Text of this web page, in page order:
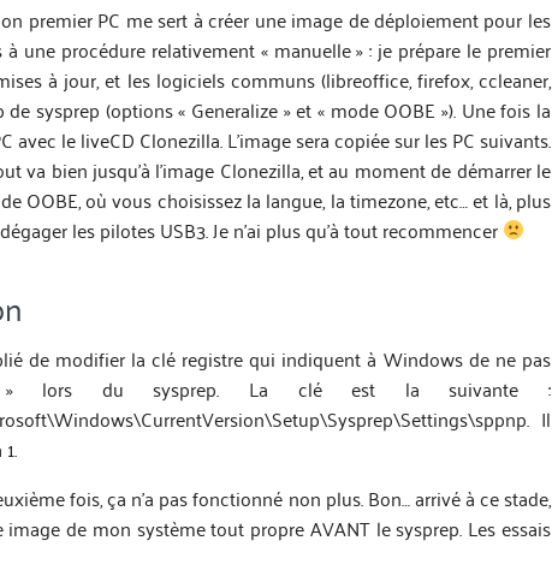
premier PC me sert à créer une image de déploiement pour les
une procédure relativement « manuelle » : je prépare le premier
à jour, et les logiciels communs (libreoffice, firefox, ccleaner,
sysprep (options « Generalize » et « mode OOBE »). Une fois la
le liveCD Clonezilla. L’image sera copiée sur les PC suivants.
va bien jusqu’à l’image Clonezilla, et au moment de démarrer le
OOBE, où vous choisissez la langue, la timezone, etc… et là, plus
les pilotes USB3. Je n’ai plus qu’à tout recommencer
de modifier la clé registre qui indiquent à Windows de ne pas
» lors du sysprep. La clé est la suivante :
Il
fois, ça n’a pas fonctionné non plus. Bon… arrivé à ce stade,
de mon système tout propre AVANT le sysprep. Les essais